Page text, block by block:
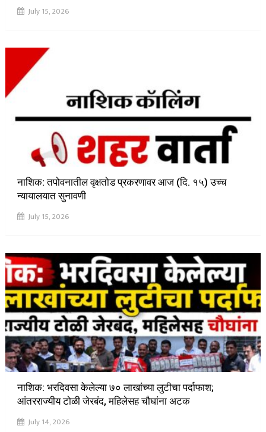
July 15, 2026
नाशिक: तपोवनातील वृक्षतोड प्रकरणावर आज (दि. १५) उच्च
न्यायालयात सुनावणी
July 15, 2026
नाशिक: भरदिवसा केलेल्या ७० लाखांच्या लुटीचा पर्दाफाश;
आंतरराज्यीय टोळी जेरबंद, महिलेसह चौघांना अटक
July 14, 2026